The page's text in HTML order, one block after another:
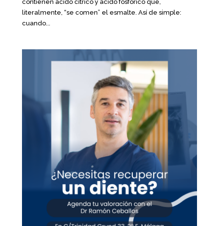
contienen ácido cítrico y ácido fosfórico que,
literalmente, “se comen” el esmalte. Así de simple:
cuando...